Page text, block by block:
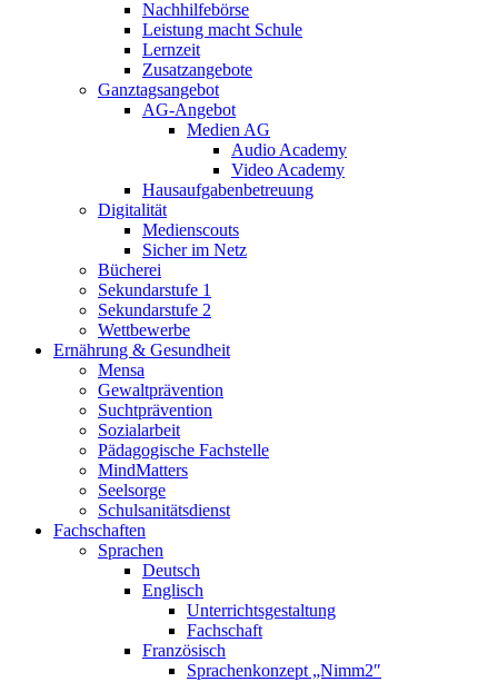
Nachhilfebörse
Leistung macht Schule
Lernzeit
Zusatzangebote
Ganztagsangebot
AG-Angebot
Medien AG
Audio Academy
Video Academy
Hausaufgabenbetreuung
Digitalität
Medienscouts
Sicher im Netz
Bücherei
Sekundarstufe 1
Sekundarstufe 2
Wettbewerbe
Ernährung & Gesundheit
Mensa
Gewaltprävention
Suchtprävention
Sozialarbeit
Pädagogische Fachstelle
MindMatters
Seelsorge
Schulsanitätsdienst
Fachschaften
Sprachen
Deutsch
Englisch
Unterrichtsgestaltung
Fachschaft
Französisch
Sprachenkonzept „Nimm2″